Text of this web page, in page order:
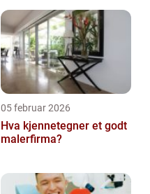
05 februar 2026
Hva kjennetegner et godt
malerfirma?